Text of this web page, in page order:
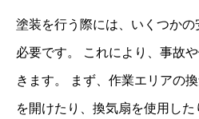
塗装を行う際には、いくつか
必要です。 これにより、事故
きます。 まず、作業エリアの
を開けたり、換気扇を使用し